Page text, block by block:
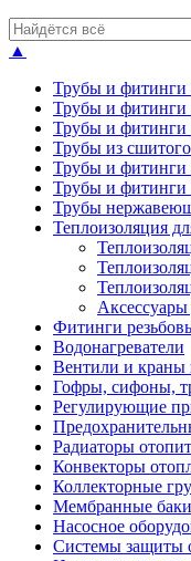
▲
Трубы и фитинги
Трубы и фитинги
Трубы и фитинги
Трубы из
Трубы и фитинги
Трубы и
Трубы
Теплоизоляция
Фитинги
Водонагреватели
Вентили и краны
Гофры, сифоны,
Регулирующие
Радиаторы
Конвекторы
Коллекторные
Мембранные баки
Насосное
Системы защиты